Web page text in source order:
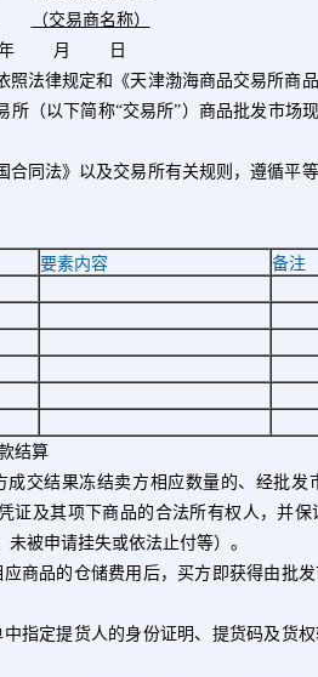
（交易商名称）
年 月 日
法律规定和《天津渤海商品交易所商
所（以下简称“交易所”）商品批发市场
同法》以及交易所有关规则，遵循平
要素内容
备注
结算
成交结果冻结卖方相应数量的、经批
证及其项下商品的合法所有权人，并
未被申请挂失或依法止付等）。
商品的仓储费用后，买方即获得由批
指定提货人的身份证明、提货码及货